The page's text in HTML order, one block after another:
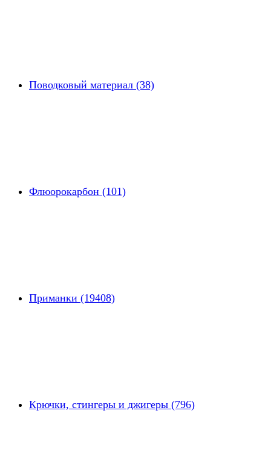
Поводковый материал (38)
Флюорокарбон (101)
Приманки (19408)
Крючки, стингеры и джигеры (796)